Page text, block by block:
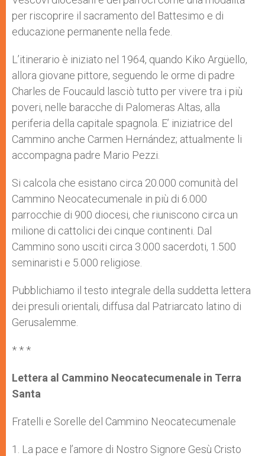
per riscoprire il sacramento del Battesimo e di
educazione permanente nella fede.
L’itinerario è iniziato nel 1964, quando Kiko Argüello,
allora giovane pittore, seguendo le orme di padre
Charles de Foucauld lasciò tutto per vivere tra i più
poveri, nelle baracche di Palomeras Altas, alla
periferia della capitale spagnola. E’ iniziatrice del
Cammino anche Carmen Hernández; attualmente li
accompagna padre Mario Pezzi.
Si calcola che esistano circa 20.000 comunità del
Cammino Neocatecumenale in più di 6.000
parrocchie di 900 diocesi, che riuniscono circa un
milione di cattolici dei cinque continenti. Dal
Cammino sono usciti circa 3.000 sacerdoti, 1.500
seminaristi e 5.000 religiose.
Pubblichiamo il testo integrale della suddetta lettera
dei presuli orientali, diffusa dal Patriarcato latino di
Gerusalemme.
* * *
Lettera al Cammino Neocatecumenale in Terra
Santa
Fratelli e Sorelle del Cammino Neocatecumenale
1. La pace e l’amore di Nostro Signore Gesù Cristo